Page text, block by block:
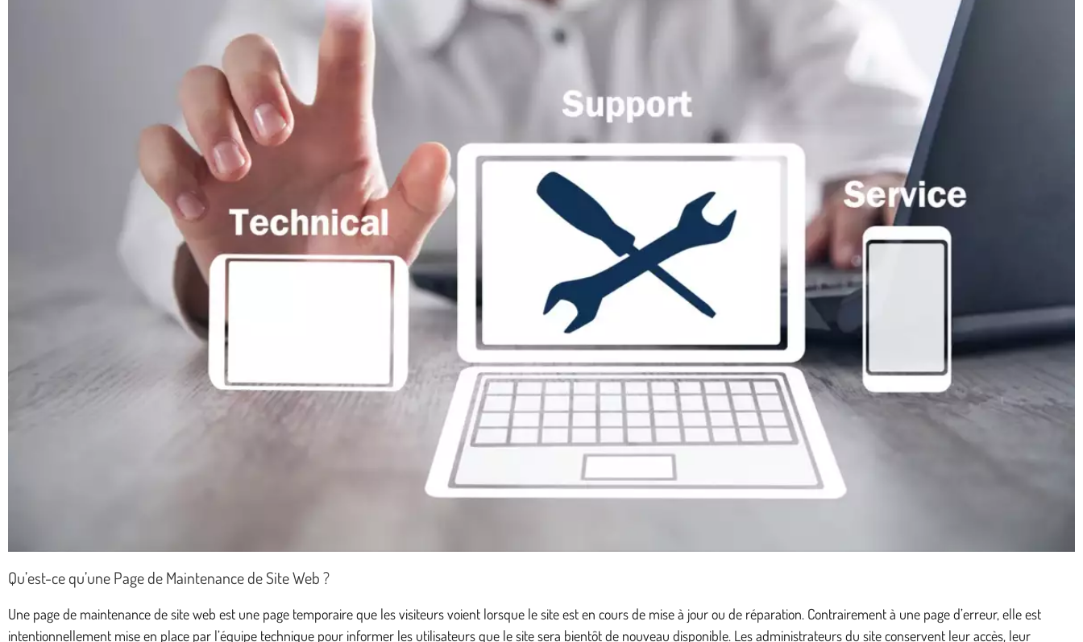
Qu’est-ce qu’une Page de Maintenance de Site Web ?
Une page de maintenance de site web est une page temporaire que les visiteurs voient lorsque le site est en cours de mise à jour ou de réparation. Contrairement à une page d’erreur, elle est
intentionnellement mise en place par l’équipe technique pour informer les utilisateurs que le site sera bientôt de nouveau disponible. Les administrateurs du site conservent leur accès, leur